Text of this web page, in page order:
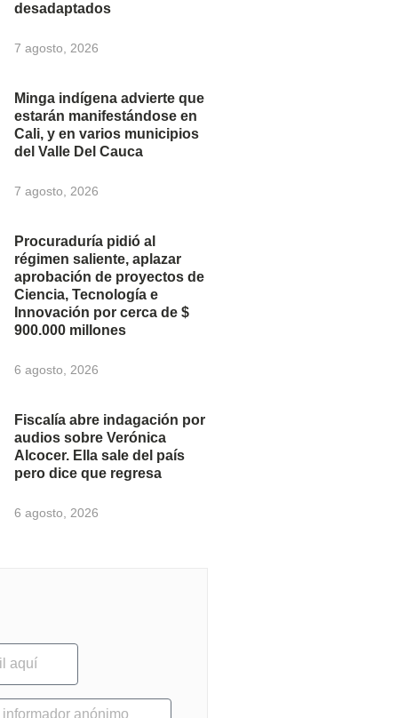
desadaptados
7 agosto, 2026
Minga indígena advierte que
estarán manifestándose en
Cali, y en varios municipios
del Valle Del Cauca
7 agosto, 2026
Procuraduría pidió al
régimen saliente, aplazar
aprobación de proyectos de
Ciencia, Tecnología e
Innovación por cerca de $
900.000 millones
6 agosto, 2026
Fiscalía abre indagación por
audios sobre Verónica
Alcocer. Ella sale del país
pero dice que regresa
6 agosto, 2026